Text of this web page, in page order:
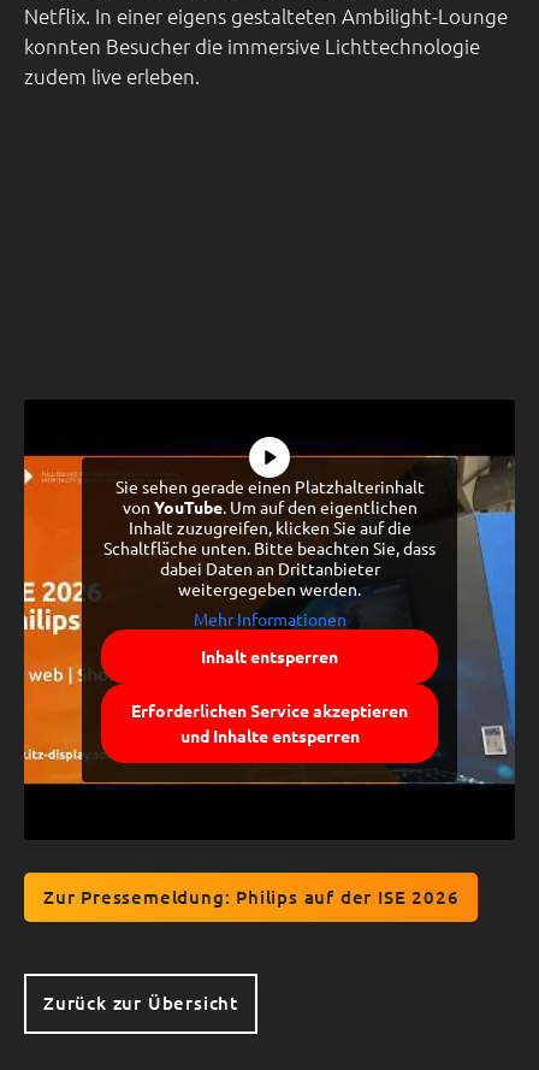
Netflix. In einer eigens gestalteten Ambilight-Lounge
konnten Besucher die immersive Lichttechnologie
zudem live erleben.
Sie sehen gerade einen Platzhalterinhalt
von YouTube. Um auf den eigentlichen
Inhalt zuzugreifen, klicken Sie auf die
Schaltfläche unten. Bitte beachten Sie, dass
dabei Daten an Drittanbieter
weitergegeben werden.
Mehr Informationen
Inhalt entsperren
Erforderlichen Service akzeptieren
und Inhalte entsperren
Zur Pressemeldung: Philips auf der ISE 2026
Zurück zur Übersicht